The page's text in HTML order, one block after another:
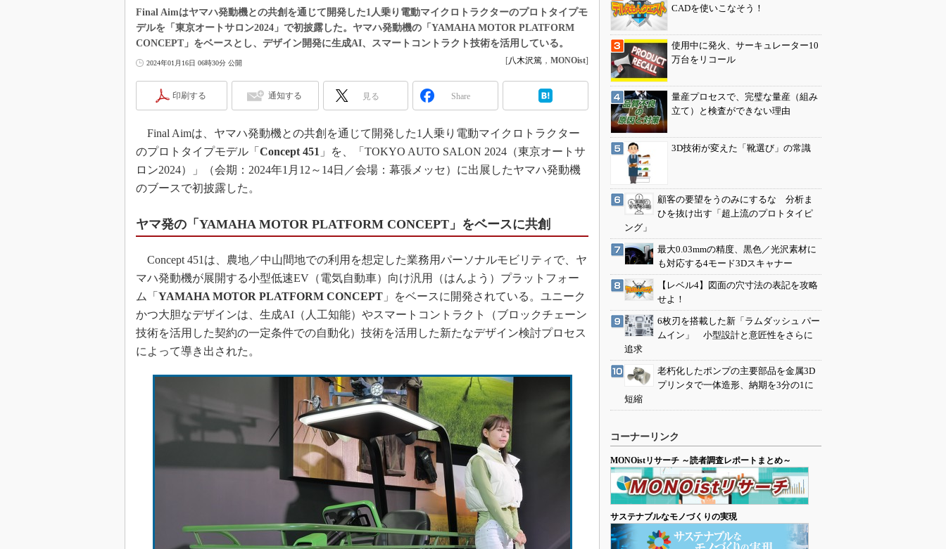
EdgeTech+
日本ものづくりワールド
ISO26262
無償設計ツール
デジタルツインとCAE
S＆OP
インダストリー4.0
イノベーション
製造業ビッグデータ
植物工場
海外生産
グローバル設計・開発
制御セキュリティ
新型コロナへの対応
Final Aimはヤマハ発動機との共創を通じて開発した1人乗り電動マイクロトラクターのプロトタイプモ
デルを「東京オートサロン2024」で初披露した。ヤマハ発動機の「YAMAHA MOTOR PLATFORM
CONCEPT」をベースとし、デザイン開発に生成AI、スマートコントラクト技術を活用している。
2024年01月16日 06時30分 公開 [八木沢篤 ， MONOist]
印刷する 通知する 見る Share
Final Aimは、ヤマハ発動機との共創を通じて開発した1人乗り電動マイクロトラクター
のプロトタイプモデル「 Concept 451 」を、「TOKYO AUTO SALON 2024（東京オートサ
ロン2024）」（会期：2024年1月12～14日／会場：幕張メッセ）に出展したヤマハ発動機
のブースで初披露した。
ヤマ発の「YAMAHA MOTOR PLATFORM CONCEPT」をベースに共創
Concept 451は、農地／中山間地での利用を想定した業務用パーソナルモビリティで、ヤ
マハ発動機が展開する小型低速EV（電気自動車）向け汎用（はんよう）プラットフォー
ム「 YAMAHA MOTOR PLATFORM CONCEPT 」をベースに開発されている。ユニーク
かつ大胆なデザインは、生成AI（人工知能）やスマートコントラクト（ブロックチェーン
技術を活用した契約の一定条件での自動化）技術を活用した新たなデザイン検討プロセス
によって導き出された。
CADを使いこなそう！
使用中に発火、サーキュレーター10
万台をリコール
量産プロセスで、完璧な量産（組み
立て）と検査ができない理由
3D技術が変えた「靴選び」の常識
顧客の要望をうのみにするな 分析ま
ひを抜け出す「超上流のプロトタイピ
ング」
最大0.03mmの精度、黒色／光沢素材に
も対応する4モード3Dスキャナー
【レベル4】図面の穴寸法の表記を攻略
せよ！
6枚刃を搭載した新「ラムダッシュ パー
ムイン」 小型設計と意匠性をさらに
追求
老朽化したポンプの主要部品を金属3D
プリンタで一体造形、納期を3分の1に
短縮
コーナーリンク
MONOistリサーチ ～読者調査レポートまとめ～
サステナブルなモノづくりの実現